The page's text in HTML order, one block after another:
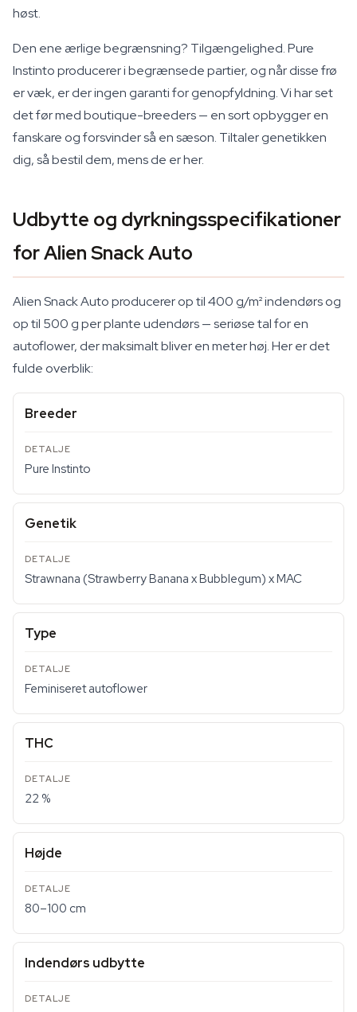
høst.
Den ene ærlige begrænsning? Tilgængelighed. Pure
Instinto producerer i begrænsede partier, og når disse frø
er væk, er der ingen garanti for genopfyldning. Vi har set
det før med boutique-breeders — en sort opbygger en
fanskare og forsvinder så en sæson. Tiltaler genetikken
dig, så bestil dem, mens de er her.
Udbytte og dyrkningsspecifikationer
for Alien Snack Auto
Alien Snack Auto producerer op til 400 g/m² indendørs og
op til 500 g per plante udendørs — seriøse tal for en
autoflower, der maksimalt bliver en meter høj. Her er det
fulde overblik:
Breeder
Pure Instinto
Genetik
Strawnana (Strawberry Banana x Bubblegum) x MAC
Type
Feminiseret autoflower
THC
22 %
Højde
80–100 cm
Indendørs udbytte